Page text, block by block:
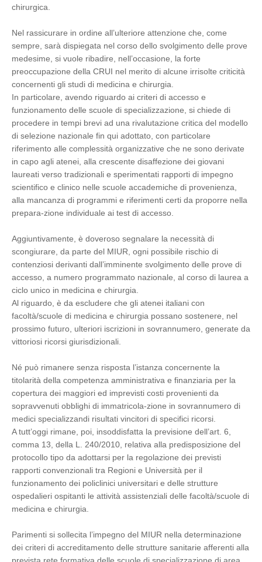
chirurgica.
Nel rassicurare in ordine all’ulteriore attenzione che, come
sempre, sarà dispiegata nel corso dello svolgimento delle prove
medesime, si vuole ribadire, nell’occasione, la forte
preoccupazione della CRUI nel merito di alcune irrisolte criticità
concernenti gli studi di medicina e chirurgia.
In particolare, avendo riguardo ai criteri di accesso e
funzionamento delle scuole di specializzazione, si chiede di
procedere in tempi brevi ad una rivalutazione critica del modello
di selezione nazionale fin qui adottato, con particolare
riferimento alle complessità organizzative che ne sono derivate
in capo agli atenei, alla crescente disaffezione dei giovani
laureati verso tradizionali e sperimentati rapporti di impegno
scientifico e clinico nelle scuole accademiche di provenienza,
alla mancanza di programmi e riferimenti certi da proporre nella
prepara-zione individuale ai test di accesso.
Aggiuntivamente, è doveroso segnalare la necessità di
scongiurare, da parte del MIUR, ogni possibile rischio di
contenziosi derivanti dall’imminente svolgimento delle prove di
accesso, a numero programmato nazionale, al corso di laurea a
ciclo unico in medicina e chirurgia.
Al riguardo, è da escludere che gli atenei italiani con
facoltà/scuole di medicina e chirurgia possano sostenere, nel
prossimo futuro, ulteriori iscrizioni in sovrannumero, generate da
vittoriosi ricorsi giurisdizionali.
Né può rimanere senza risposta l’istanza concernente la
titolarità della competenza amministrativa e finanziaria per la
copertura dei maggiori ed imprevisti costi provenienti da
sopravvenuti obblighi di immatricola-zione in sovrannumero di
medici specializzandi risultati vincitori di specifici ricorsi.
A tutt’oggi rimane, poi, insoddisfatta la previsione dell’art. 6,
comma 13, della L. 240/2010, relativa alla predisposizione del
protocollo tipo da adottarsi per la regolazione dei previsti
rapporti convenzionali tra Regioni e Università per il
funzionamento dei policlinici universitari e delle strutture
ospedalieri ospitanti le attività assistenziali delle facoltà/scuole di
medicina e chirurgia.
Parimenti si sollecita l’impegno del MIUR nella determinazione
dei criteri di accreditamento delle strutture sanitarie afferenti alla